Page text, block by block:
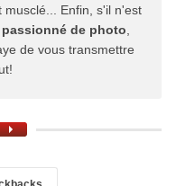
musclé... Enfin, s'il n'est
passionné de photo,
de vous transmettre